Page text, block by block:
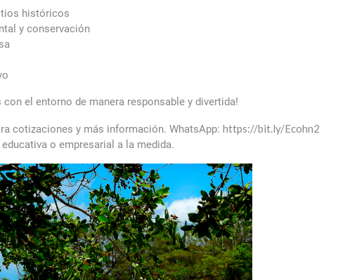
históricos
y conservación
el entorno de manera responsable y divertida!
cotizaciones y más información. WhatsApp: https://bit.ly/Ecohn2
o empresarial a la medida.